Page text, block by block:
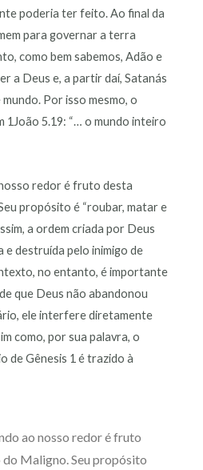
poderia ter feito. Ao final da
para governar a terra
como bem sabemos, Adão e
a Deus e, a partir daí, Satanás
Por isso mesmo, o
1João 5.19: “… o mundo inteiro
redor é fruto desta
propósito é “roubar, matar e
a ordem criada por Deus
e destruída pelo inimigo de
no entanto, é importante
que Deus não abandonou
ele interfere diretamente
como, por sua palavra, o
de Gênesis 1 é trazido à
ao nosso redor é fruto
do Maligno. Seu propósito